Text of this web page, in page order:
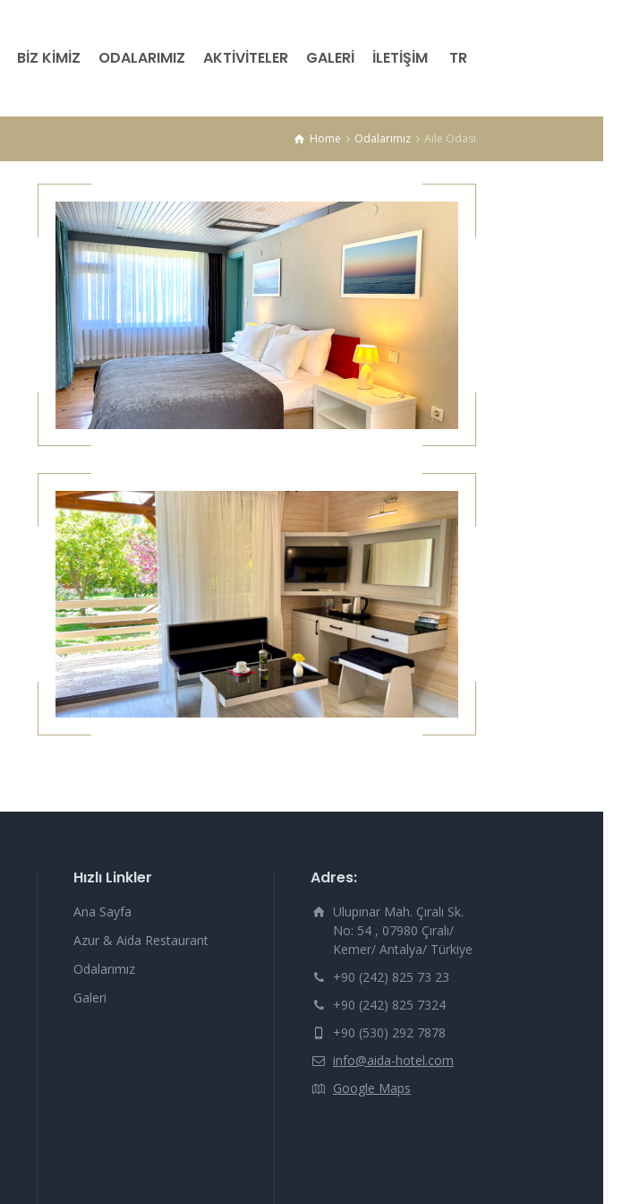
BİZ KİMİZ ODALARIMIZ AKTİVİTELER GALERİ İLETİŞİM TR
Home Odalarımız Aile Odası
Hızlı Linkler
Ana Sayfa
Azur & Aida Restaurant
Odalarımız
Galeri
Adres:
Ulupınar Mah. Çıralı Sk.
No: 54 , 07980 Çıralı/
Kemer/ Antalya/ Türkiye
+90 (242) 825 73 23
+90 (242) 825 7324
+90 (530) 292 7878
info@aida-hotel.com
Google Maps